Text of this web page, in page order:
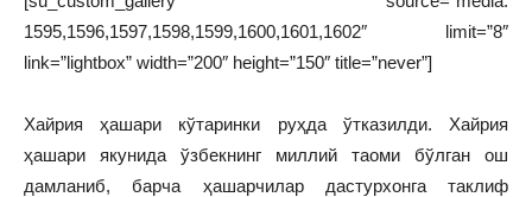
1595,1596,1597,1598,1599,1600,1601,1602″ limit=”8″
link=”lightbox” width=”200″ height=”150″ title=”never”]
Хайрия ҳашари кўтаринки руҳда ўтказилди. Хайрия
ҳашари якунида ўзбекнинг миллий таоми бўлган ош
дамланиб, барча ҳашарчилар дастурхонга таклиф